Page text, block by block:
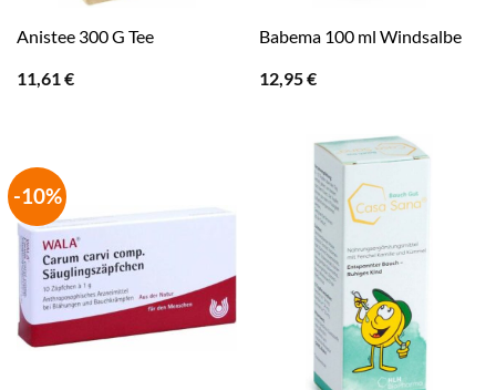
Anistee 300 G Tee
11,61 €
Babema 100 ml Windsalbe
12,95€
-10%